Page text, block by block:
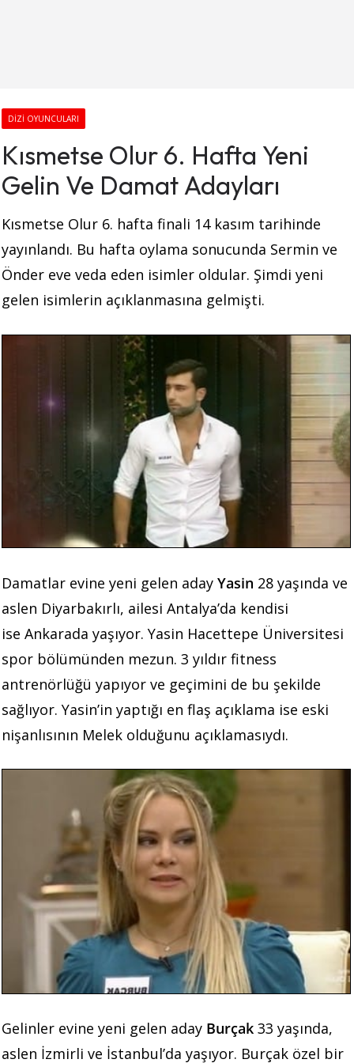
DIZI OYUNCULARI
Kısmetse Olur 6. Hafta Yeni
Gelin Ve Damat Adayları
Kısmetse Olur 6. hafta finali 14 kasım tarihinde
yayınlandı. Bu hafta oylama sonucunda Sermin ve
Önder eve veda eden isimler oldular. Şimdi yeni
gelen isimlerin açıklanmasına gelmişti.
Damatlar evine yeni gelen aday Yasin 28 yaşında ve
aslen Diyarbakırlı, ailesi Antalya’da kendisi
ise Ankarada yaşıyor. Yasin Hacettepe Üniversitesi
spor bölümünden mezun. 3 yıldır fitness
antrenörlüğü yapıyor ve geçimini de bu şekilde
sağlıyor. Yasin’in yaptığı en flaş açıklama ise eski
nişanlısının Melek olduğunu açıklamasıydı.
Gelinler evine yeni gelen aday Burçak 33 yaşında,
aslen İzmirli ve İstanbul’da yaşıyor. Burçak özel bir